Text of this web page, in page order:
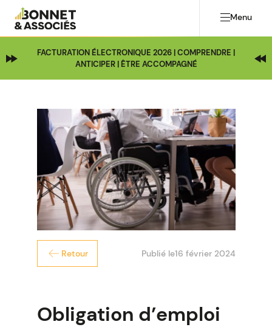
Menu
FACTURATION ÉLECTRONIQUE 2026 | COMPRENDRE |
ANTICIPER | ÊTRE ACCOMPAGNÉ
Retour Publié le16 février 2024
Obligation d’emploi